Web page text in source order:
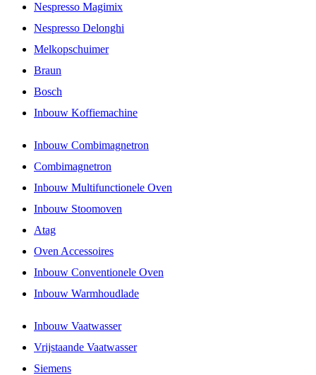
Nespresso Magimix
Nespresso Delonghi
Melkopschuimer
Braun
Bosch
Inbouw Koffiemachine
Inbouw Combimagnetron
Combimagnetron
Inbouw Multifunctionele Oven
Inbouw Stoomoven
Atag
Oven Accessoires
Inbouw Conventionele Oven
Inbouw Warmhoudlade
Inbouw Vaatwasser
Vrijstaande Vaatwasser
Siemens